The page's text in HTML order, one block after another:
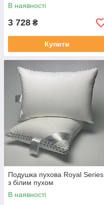
В наявності
3 728 ₴
Купити
Подушка пухова Royal Series
з білим пухом
В наявності